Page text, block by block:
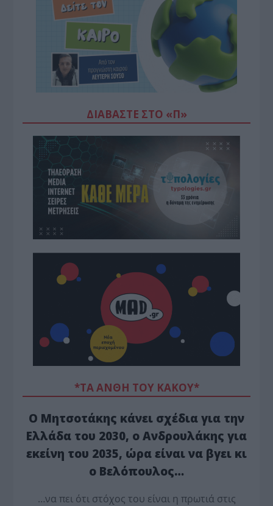
ΔΙΑΒΆΣΤΕ ΣΤΟ «Π»
*ΤΑ ΆΝΘΗ ΤΟΥ ΚΑΚΟΎ*
Ο Μητσοτάκης κάνει σχέδια για την
Ελλάδα του 2030, ο Ανδρουλάκης για
εκείνη του 2035, ώρα είναι να βγει κι
ο Βελόπουλος…
…να πει ότι στόχος του είναι η πρωτιά στις